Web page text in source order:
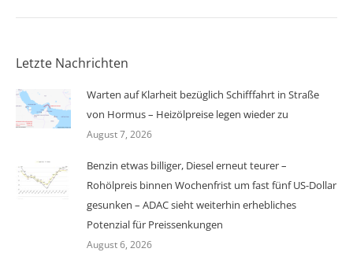
Letzte Nachrichten
Warten auf Klarheit bezüglich Schifffahrt in Straße
von Hormus – Heizölpreise legen wieder zu
August 7, 2026
Benzin etwas billiger, Diesel erneut teurer –
Rohölpreis binnen Wochenfrist um fast fünf US-Dollar
gesunken – ADAC sieht weiterhin erhebliches
Potenzial für Preissenkungen
August 6, 2026